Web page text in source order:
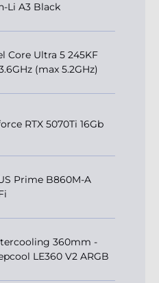
Li A3 Black
Core Ultra 5 245KF
(max 5.2GHz)
RTX 5070Ti 16Gb
Prime B860M-A
360mm -
LE360 V2 ARGB